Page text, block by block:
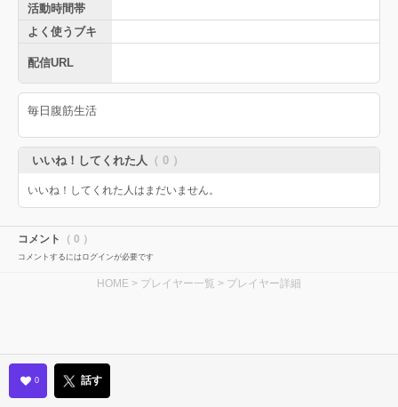
活動時間帯
よく使うブキ
配信URL
毎日腹筋生活
いいね！してくれた人 （ 0 ）
いいね！してくれた人はまだいません。
コメント （ 0 ）
コメントするにはログインが必要です
HOME > プレイヤー一覧 > プレイヤー詳細
0 話す